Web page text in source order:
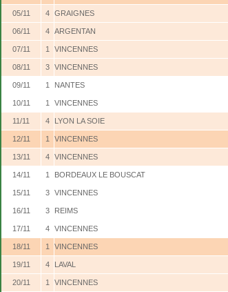
05/11 4 GRAIGNES
06/11 4 ARGENTAN
07/11 1 VINCENNES
08/11 3 VINCENNES
09/11 1 NANTES
10/11 1 VINCENNES
11/11 4 LYON LA SOIE
12/11 1 VINCENNES
13/11 4 VINCENNES
14/11 1 BORDEAUX LE BOUSCAT
15/11 3 VINCENNES
16/11 3 REIMS
17/11 4 VINCENNES
18/11 1 VINCENNES
19/11 4 LAVAL
20/11 1 VINCENNES